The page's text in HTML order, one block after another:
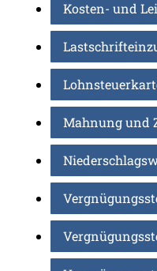
Kosten- und
Mahnung und